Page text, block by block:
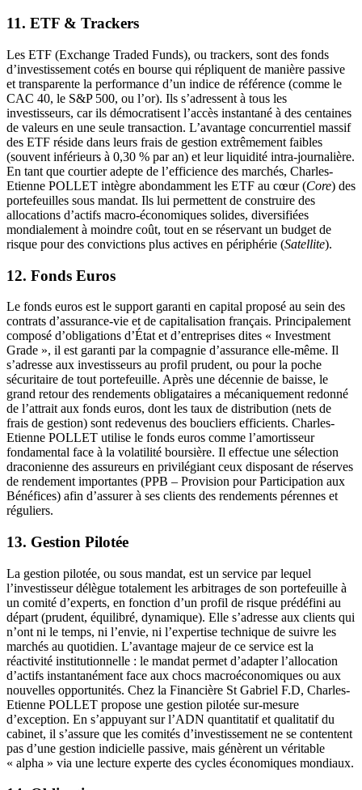
11. ETF & Trackers
Les ETF (Exchange Traded Funds), ou trackers, sont des fonds
d’investissement cotés en bourse qui répliquent de manière passive
et transparente la performance d’un indice de référence (comme le
CAC 40, le S&P 500, ou l’or). Ils s’adressent à tous les
investisseurs, car ils démocratisent l’accès instantané à des centaines
de valeurs en une seule transaction. L’avantage concurrentiel massif
des ETF réside dans leurs frais de gestion extrêmement faibles
(souvent inférieurs à 0,30 % par an) et leur liquidité intra-journalière.
En tant que courtier adepte de l’efficience des marchés, Charles-
Etienne POLLET intègre abondamment les ETF au cœur (Core) des
portefeuilles sous mandat. Ils lui permettent de construire des
allocations d’actifs macro-économiques solides, diversifiées
mondialement à moindre coût, tout en se réservant un budget de
risque pour des convictions plus actives en périphérie (Satellite).
12. Fonds Euros
Le fonds euros est le support garanti en capital proposé au sein des
contrats d’assurance-vie et de capitalisation français. Principalement
composé d’obligations d’État et d’entreprises dites « Investment
Grade », il est garanti par la compagnie d’assurance elle-même. Il
s’adresse aux investisseurs au profil prudent, ou pour la poche
sécuritaire de tout portefeuille. Après une décennie de baisse, le
grand retour des rendements obligataires a mécaniquement redonné
de l’attrait aux fonds euros, dont les taux de distribution (nets de
frais de gestion) sont redevenus des boucliers efficients. Charles-
Etienne POLLET utilise le fonds euros comme l’amortisseur
fondamental face à la volatilité boursière. Il effectue une sélection
draconienne des assureurs en privilégiant ceux disposant de réserves
de rendement importantes (PPB – Provision pour Participation aux
Bénéfices) afin d’assurer à ses clients des rendements pérennes et
réguliers.
13. Gestion Pilotée
La gestion pilotée, ou sous mandat, est un service par lequel
l’investisseur délègue totalement les arbitrages de son portefeuille à
un comité d’experts, en fonction d’un profil de risque prédéfini au
départ (prudent, équilibré, dynamique). Elle s’adresse aux clients qui
n’ont ni le temps, ni l’envie, ni l’expertise technique de suivre les
marchés au quotidien. L’avantage majeur de ce service est la
réactivité institutionnelle : le mandat permet d’adapter l’allocation
d’actifs instantanément face aux chocs macroéconomiques ou aux
nouvelles opportunités. Chez la Financière St Gabriel F.D, Charles-
Etienne POLLET propose une gestion pilotée sur-mesure
d’exception. En s’appuyant sur l’ADN quantitatif et qualitatif du
cabinet, il s’assure que les comités d’investissement ne se contentent
pas d’une gestion indicielle passive, mais génèrent un véritable
« alpha » via une lecture experte des cycles économiques mondiaux.